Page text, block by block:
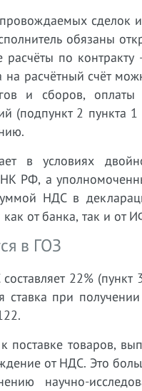
сделок и
обязаны
по
на расчётный счёт
и сборов,
(подпункт 2 пункта
в условиях
РФ, а
НДС в
от банка, так и от
в ГОЗ
22%
при
поставке товаров,
от НДС. Это
научно-